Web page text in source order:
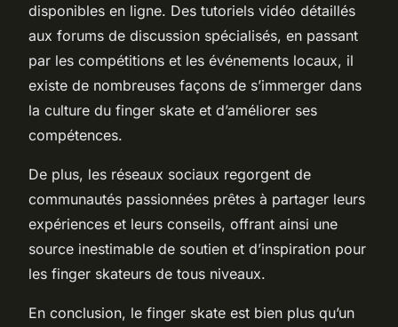
disponibles en ligne. Des tutoriels vidéo détaillés
aux forums de discussion spécialisés, en passant
par les compétitions et les événements locaux, il
existe de nombreuses façons de s’immerger dans
la culture du finger skate et d’améliorer ses
compétences.
De plus, les réseaux sociaux regorgent de
communautés passionnées prêtes à partager leurs
expériences et leurs conseils, offrant ainsi une
source inestimable de soutien et d’inspiration pour
les finger skateurs de tous niveaux.
En conclusion, le finger skate est bien plus qu’un